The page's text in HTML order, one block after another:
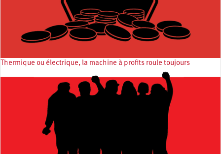
Thermique ou électrique, la machine à profits roule toujours